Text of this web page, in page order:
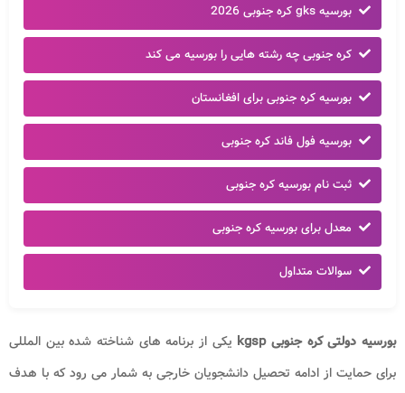
بورسیه gks کره جنوبی 2026
کره جنوبی چه رشته هایی را بورسیه می کند
بورسیه کره جنوبی برای افغانستان
بورسیه فول فاند کره جنوبی
ثبت نام بورسیه کره جنوبی
معدل برای بورسیه کره جنوبی
سوالات متداول
بورسیه دولتی کره جنوبی kgsp
یکی از برنامه های شناخته شده بین المللی
برای حمایت از ادامه تحصیل دانشجویان خارجی به شمار می رود که با هدف